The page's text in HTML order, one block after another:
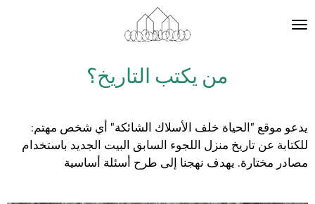
من يكتب التاريخ؟
:يدعو موقع "الحياة خلف الأسلاك الشائكة" أي شخص مهتم
للكتابة عن تاريخ منزل اللجوء السابق البيت الجديد باستخدام
مصادر مختارة. يهدف نهجنا إلى طرح أسئلة أساسية